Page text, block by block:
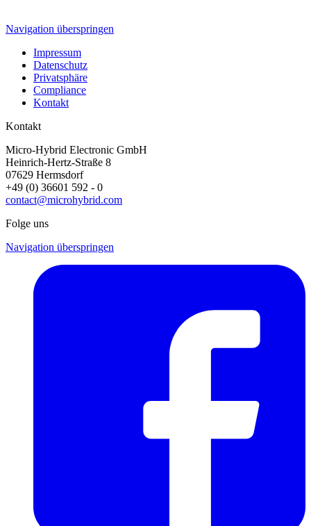
Navigation überspringen
Impressum
Datenschutz
Privatsphäre
Compliance
Kontakt
Kontakt
Micro-Hybrid Electronic GmbH
Heinrich-Hertz-Straße 8
07629 Hermsdorf
+49 (0) 36601 592 - 0
contact@microhybrid.com
Folge uns
Navigation überspringen